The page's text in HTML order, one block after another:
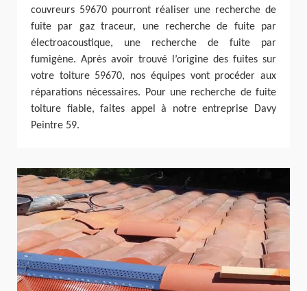
couvreurs 59670 pourront réaliser une recherche de
fuite par gaz traceur, une recherche de fuite par
électroacoustique, une recherche de fuite par
fumigène. Après avoir trouvé l’origine des fuites sur
votre toiture 59670, nos équipes vont procéder aux
réparations nécessaires. Pour une recherche de fuite
toiture fiable, faites appel à notre entreprise Davy
Peintre 59.